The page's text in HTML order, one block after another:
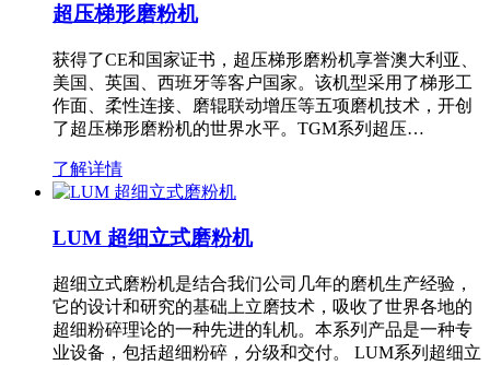
超压梯形磨粉机
获得了CE和国家证书，超压梯形磨粉机享誉澳大利亚、
美国、英国、西班牙等客户国家。该机型采用了梯形工
作面、柔性连接、磨辊联动增压等五项磨机技术，开创
了超压梯形磨粉机的世界水平。TGM系列超压…
了解详情
LUM 超细立式磨粉机
超细立式磨粉机是结合我们公司几年的磨机生产经验，
它的设计和研究的基础上立磨技术，吸收了世界各地的
超细粉碎理论的一种先进的轧机。本系列产品是一种专
业设备，包括超细粉碎，分级和交付。 LUM系列超细立